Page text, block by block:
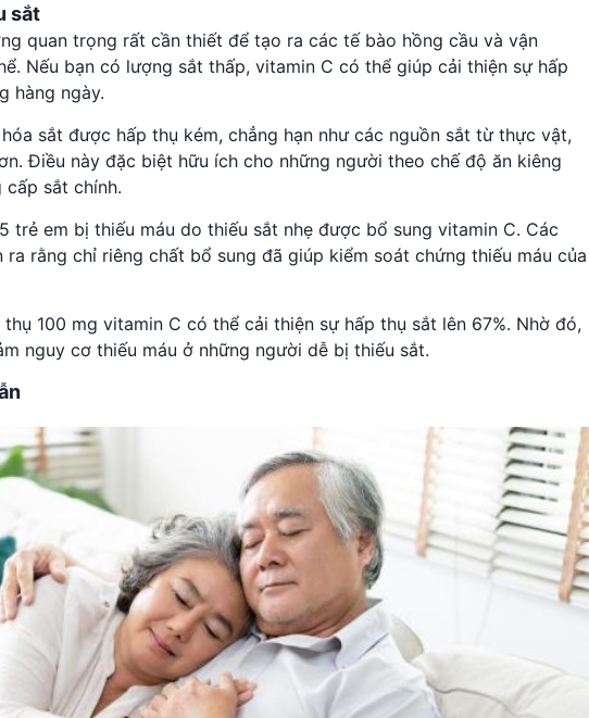
sắt
quan trọng rất cần thiết để tạo ra các tế bào hồng cầu và vận
Nếu bạn có lượng sắt thấp, vitamin C có thể giúp cải thiện sự hấp
hàng ngày.
sắt được hấp thụ kém, chẳng hạn như các nguồn sắt từ thực vật,
Điều này đặc biệt hữu ích cho những người theo chế độ ăn kiêng
sắt chính.
trẻ em bị thiếu máu do thiếu sắt nhẹ được bổ sung vitamin C. Các
ra rằng chỉ riêng chất bổ sung đã giúp kiểm soát chứng thiếu máu của
100 mg vitamin C có thể cải thiện sự hấp thụ sắt lên 67%. Nhờ đó,
nguy cơ thiếu máu ở những người dễ bị thiếu sắt.